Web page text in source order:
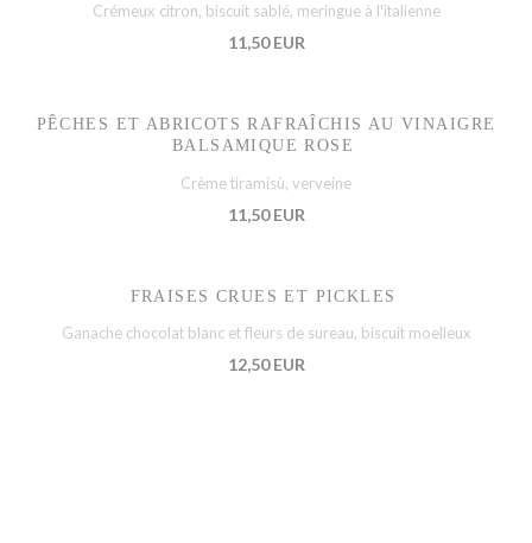
Crémeux citron, biscuit sablé, meringue à l'italienne
11,50 EUR
PÊCHES ET ABRICOTS RAFRAÎCHIS AU VINAIGRE
BALSAMIQUE ROSE
Crème tiramisù, verveine
11,50 EUR
FRAISES CRUES ET PICKLES
Ganache chocolat blanc et fleurs de sureau, biscuit moelleux
12,50 EUR